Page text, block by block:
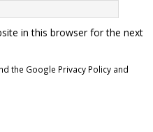
in this browser for the next
the Google Privacy Policy and